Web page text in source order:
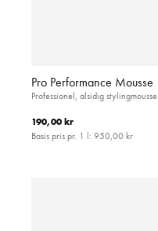
Pro Performance Mousse
Professionel, alsidig stylingmousse
190,00 kr
Basis pris pr. 1 l: 950,00 kr